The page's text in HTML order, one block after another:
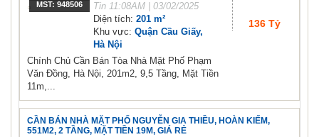
MST: 948506 Tin 11:08AM | 03/02/2025
Diện tích: 201 m²
Khu vực: Quận Cầu Giấy,
Hà Nội
136 Tỷ
Chính Chủ Cần Bán Tòa Nhà Mặt Phố Phạm
Văn Đồng, Hà Nội, 201m2, 9,5 Tầng, Mặt Tiền
11m,...
CẦN BÁN NHÀ MẶT PHỐ NGUYỄN GIA THIỀU, HOÀN KIẾM,
551M2, 2 TẦNG, MẶT TIỀN 19M, GIÁ RẺ